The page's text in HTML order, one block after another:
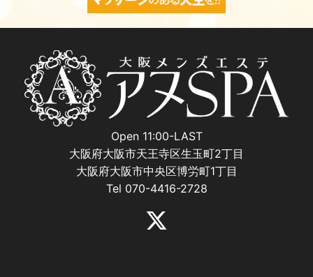
Open 11:00-LAST
大阪府大阪市天王寺区生玉町2丁目
大阪府大阪市中央区博労町1丁目
Tel 070-4416-2728